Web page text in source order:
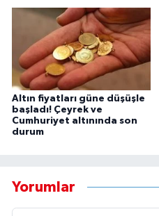
Altın fiyatları güne düşüşle
başladı! Çeyrek ve
Cumhuriyet altınında son
durum
Yorumlar